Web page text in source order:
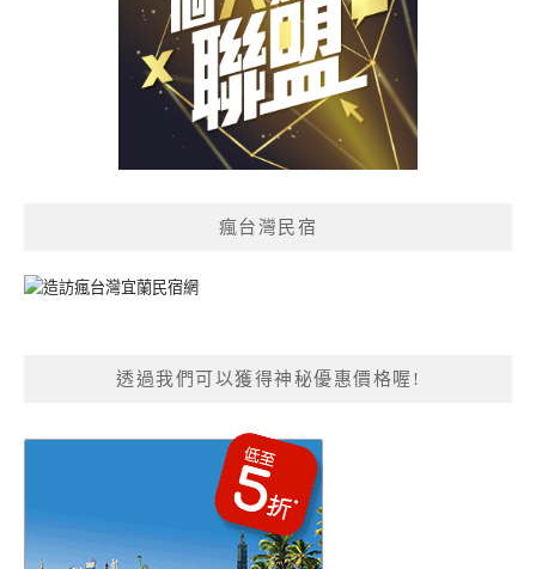
瘋台灣民宿
透過我們可以獲得神秘優惠價格喔!